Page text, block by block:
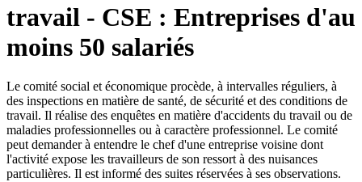
travail - CSE : Entreprises d'au
moins 50 salariés
Le comité social et économique procède, à intervalles réguliers, à
des inspections en matière de santé, de sécurité et des conditions de
travail. Il réalise des enquêtes en matière d'accidents du travail ou de
maladies professionnelles ou à caractère professionnel. Le comité
peut demander à entendre le chef d'une entreprise voisine dont
l'activité expose les travailleurs de son ressort à des nuisances
particulières. Il est informé des suites réservées à ses observations.